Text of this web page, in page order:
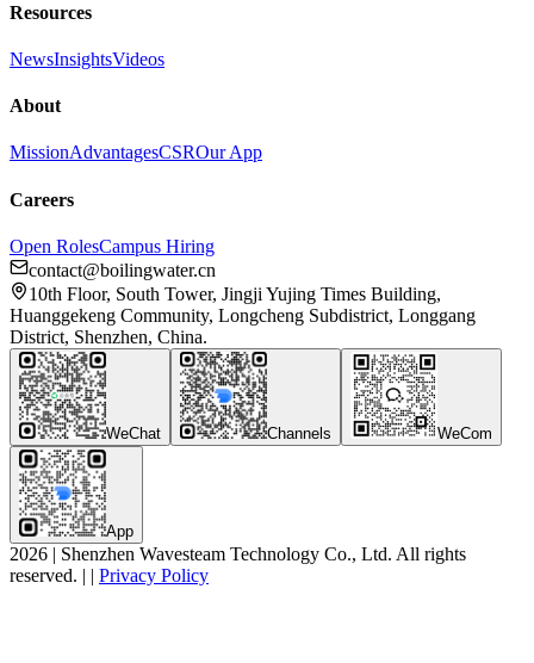
Resources
NewsInsightsVideos
About
MissionAdvantagesCSROur App
Careers
Open RolesCampus Hiring
contact@boilingwater.cn
10th Floor, South Tower, Jingji Yujing Times Building,
Huanggekeng Community, Longcheng Subdistrict, Longgang
District, Shenzhen, China.
WeChat Channels WeCom
App
2026 | Shenzhen Wavesteam Technology Co., Ltd. All rights
reserved. | | Privacy Policy